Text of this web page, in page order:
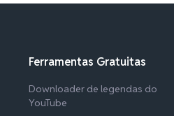
Ferramentas Gratuitas
Downloader de legendas do
YouTube